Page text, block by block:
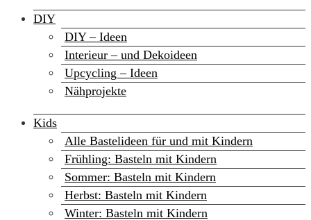
DIY
DIY – Ideen
Interieur – und Dekoideen
Upcycling – Ideen
Nähprojekte
Kids
Alle Bastelideen für und mit Kindern
Frühling: Basteln mit Kindern
Sommer: Basteln mit Kindern
Herbst: Basteln mit Kindern
Winter: Basteln mit Kindern